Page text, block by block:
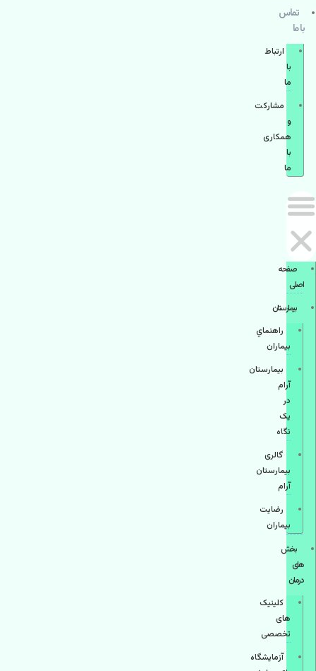
تماس
با ما
ارتباط
با
ما
مشاركت
و
همكاری
با
ما
صفحه
اصلی
بيمارستان
راهنماي
بیماران
بیمارستان
آرام
در
یک
نگاه
گالری
بیمارستان
آرام
رضایت
بیماران
بخش
های
درمان
کلینیک
های
تخصصی
آزمایشگاه